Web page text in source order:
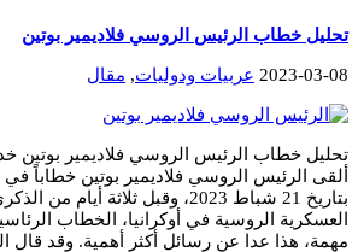
تحليل خطاب الرئيس الروسي فلاديمير بوتين
2023-03-08 عربيات ودوليات, مقال
ألقى الرئيس الروسي فلاديمير بوتين خطاباً
بتاريخ 21 شباط 2023، وقبل ثلاثة
العسكرية الروسية في أوكرانيا، الخطاب
مهمة، هذا عدا عن رسائل أكثر أهمية. وقد قال